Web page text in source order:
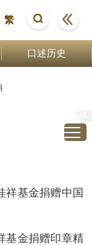
繁
口述历史
祥基金捐赠中国
基金捐赠印章精